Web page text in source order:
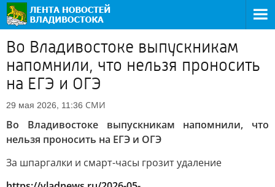
Во Владивостоке выпускникам
напомнили, что нельзя проносить
на ЕГЭ и ОГЭ
29 мая 2026, 11:36 СМИ
Во Владивостоке выпускникам напомнили, что
нельзя проносить на ЕГЭ и ОГЭ
За шпаргалки и смарт-часы грозит удаление